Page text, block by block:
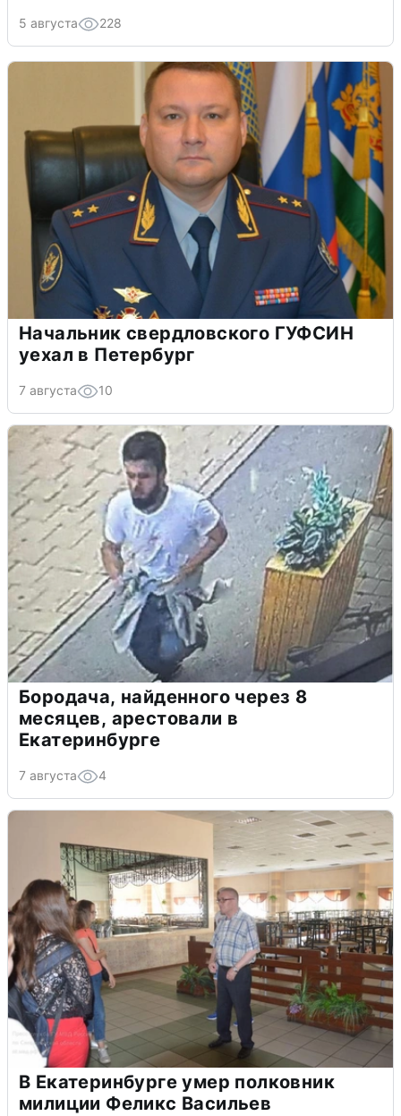
5 августа 228
Начальник свердловского ГУФСИН
уехал в Петербург
7 августа 10
Бородача, найденного через 8
месяцев, арестовали в
Екатеринбурге
7 августа 4
В Екатеринбурге умер полковник
милиции Феликс Васильев